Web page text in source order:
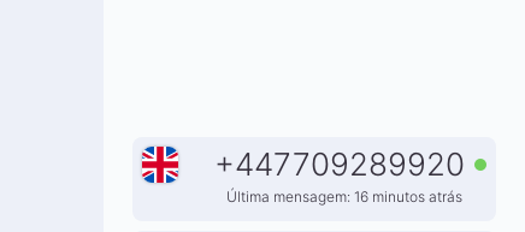
+447709289920
Última mensagem: 16 minutos atrás